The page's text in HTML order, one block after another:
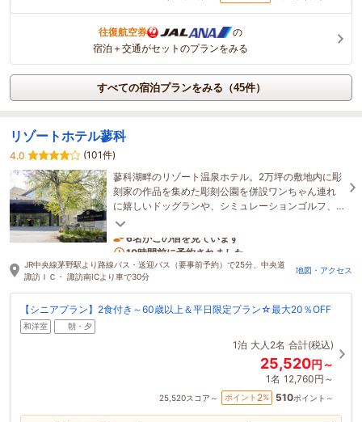
往復航空券
の
宿泊＋交通がセットのプランをみる
すべての宿泊プランをみる（45件）
リゾートホテル蓼科
4.0
(101件)
蓼科湖畔のリゾート温泉ホテル。2万坪の敷地内に彫
刻家の作品を集めた彫刻公園を併設ワンちゃん連れ
に嬉しいドッグランや、シミュレーションゴルフ、
カラオケ、卓球、マンガコーナー等館内でも楽しめ
6名がこの宿を見ています
10時間前に予約されました
JR中央線茅野駅より路線バス・送迎バス（要事前予約）で25分、中央道
諏訪ＩＣ・ 諏訪南ICより車で30分
地図・アクセス
【シニアプラン】2食付き～60歳以上＆平日限定プラン☆最大20％OFF
和洋室 朝・夕
1泊 大人2名 合計(税込)
25,520円～
1名 12,760円～
25,520スコア～ ポイント 2% 510ポイント～